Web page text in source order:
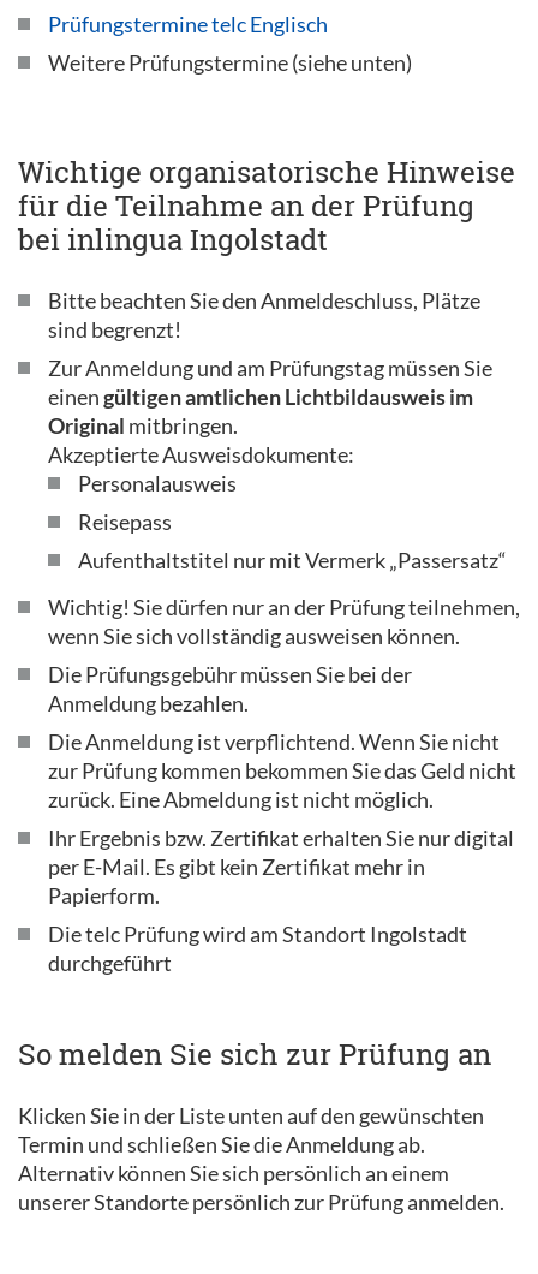
Prüfungstermine telc Englisch
Weitere Prüfungstermine (siehe unten)
Wichtige organisatorische Hinweise
für die Teilnahme an der Prüfung
bei inlingua Ingolstadt
Bitte beachten Sie den Anmeldeschluss, Plätze
sind begrenzt!
Zur Anmeldung und am Prüfungstag müssen Sie
einengültigen amtlichen Lichtbildausweis im
Original mitbringen.
Akzeptierte Ausweisdokumente:
Personalausweis
Reisepass
Aufenthaltstitel nur mit Vermerk „Passersatz“
Wichtig! Sie dürfen nur an der Prüfung teilnehmen,
wenn Sie sich vollständig ausweisen können.
Die Prüfungsgebühr müssen Sie bei der
Anmeldung bezahlen.
Die Anmeldung ist verpflichtend. Wenn Sie nicht
zur Prüfung kommen bekommen Sie das Geld nicht
zurück. Eine Abmeldung ist nicht möglich.
Ihr Ergebnis bzw. Zertifikat erhalten Sie nur digital
per E-Mail. Es gibt kein Zertifikat mehr in
Papierform.
Die telc Prüfung wird am Standort Ingolstadt
durchgeführt
So melden Sie sich zur Prüfung an
Klicken Sie in der Liste unten auf den gewünschten
Termin und schließen Sie die Anmeldung ab.
Alternativ können Sie sich persönlich an einem
unserer Standorte persönlich zur Prüfung anmelden.